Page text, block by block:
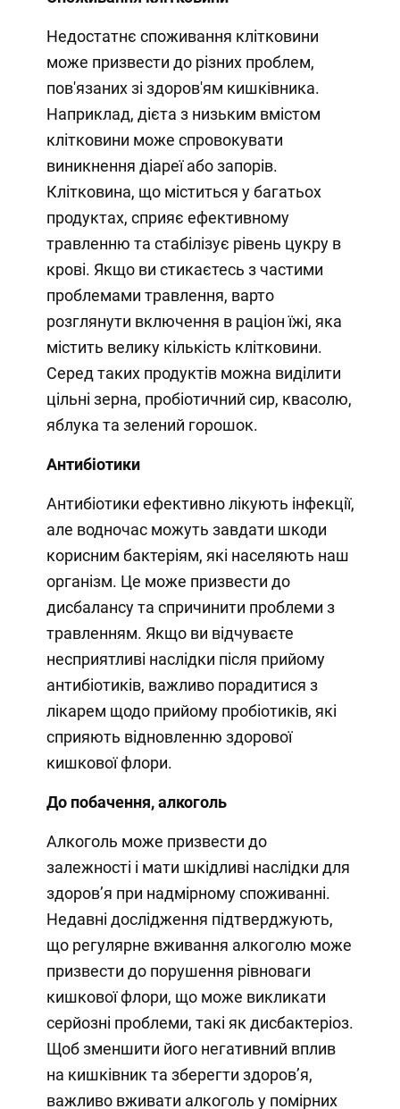
Недостатнє споживання клітковини
може призвести до різних проблем,
пов'язаних зі здоров'ям кишківника.
Наприклад, дієта з низьким вмістом
клітковини може спровокувати
виникнення діареї або запорів.
Клітковина, що міститься у багатьох
продуктах, сприяє ефективному
травленню та стабілізує рівень цукру в
крові. Якщо ви стикаєтесь з частими
проблемами травлення, варто
розглянути включення в раціон їжі, яка
містить велику кількість клітковини.
Серед таких продуктів можна виділити
цільні зерна, пробіотичний сир, квасолю,
яблука та зелений горошок.
Антибіотики
Антибіотики ефективно лікують інфекції,
але водночас можуть завдати шкоди
корисним бактеріям, які населяють наш
організм. Це може призвести до
дисбалансу та спричинити проблеми з
травленням. Якщо ви відчуваєте
несприятливі наслідки після прийому
антибіотиків, важливо порадитися з
лікарем щодо прийому пробіотиків, які
сприяють відновленню здорової
кишкової флори.
До побачення, алкоголь
Алкоголь може призвести до
залежності і мати шкідливі наслідки для
здоров’я при надмірному споживанні.
Недавні дослідження підтверджують,
що регулярне вживання алкоголю може
призвести до порушення рівноваги
кишкової флори, що може викликати
серйозні проблеми, такі як дисбактеріоз.
Щоб зменшити його негативний вплив
на кишківник та зберегти здоров’я,
важливо вживати алкоголь у помірних